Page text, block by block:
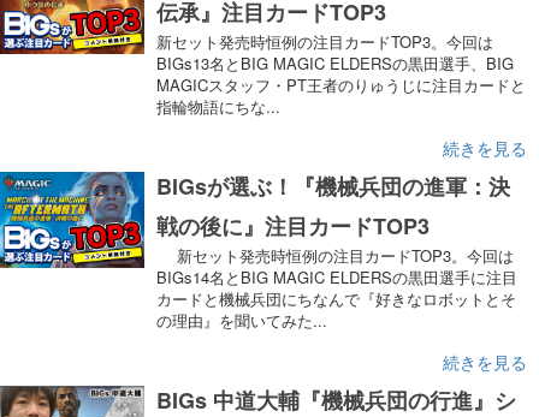
伝承』注目カードTOP3
新セット発売時恒例の注目カードTOP3。今回は
BIGs13名とBIG MAGIC ELDERSの黒田選手、BIG
MAGICスタッフ・PT王者のりゅうじに注目カードと
指輪物語にちな...
続きを見る
BIGsが選ぶ！『機械兵団の進軍：決
戦の後に』注目カードTOP3
新セット発売時恒例の注目カードTOP3。今回は
BIGs14名とBIG MAGIC ELDERSの黒田選手に注目
カードと機械兵団にちなんで『好きなロボットとそ
の理由』を聞いてみた...
続きを見る
BIGs 中道大輔『機械兵団の行進』シ